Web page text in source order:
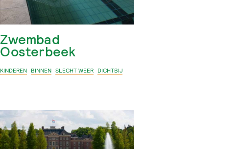
Zwembad
Oosterbeek
KINDEREN BINNEN SLECHT WEER DICHTBIJ